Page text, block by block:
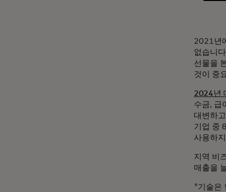
2021년
없습니
선물을
것이 중
2024년
수금, 급
대변하
기업 중
사용하
지역 비
매출을
"기술은